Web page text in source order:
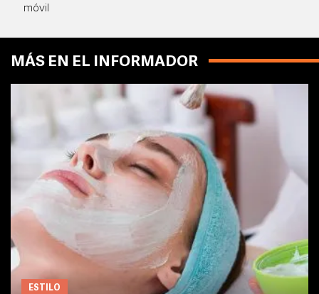
móvil
MÁS EN EL INFORMADOR
ESTILO